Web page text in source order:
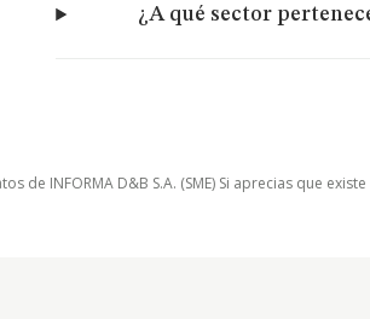
¿A qué sector
de INFORMA D&B S.A. (SME) Si aprecias que